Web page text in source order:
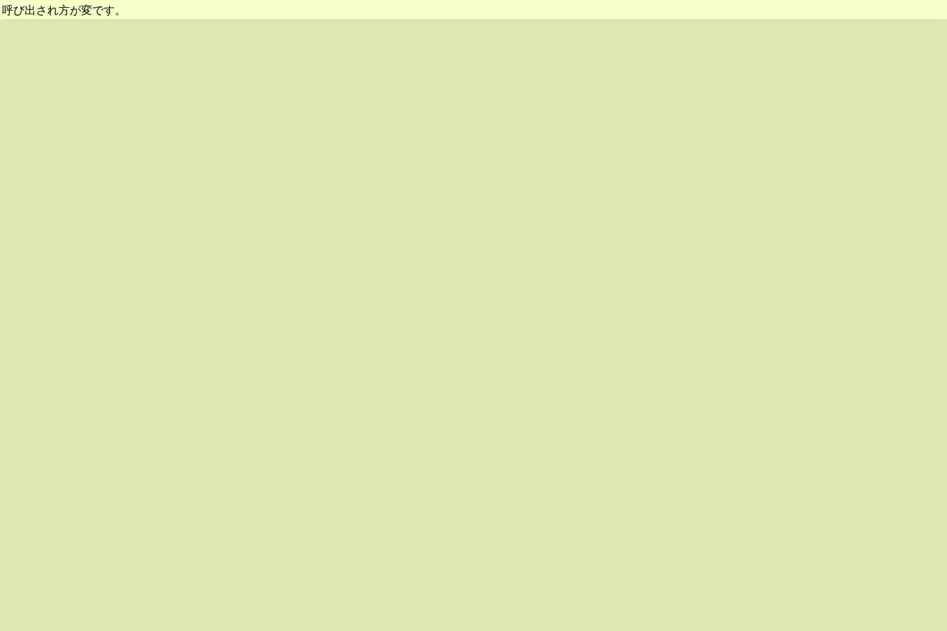
呼び出され方が変です。